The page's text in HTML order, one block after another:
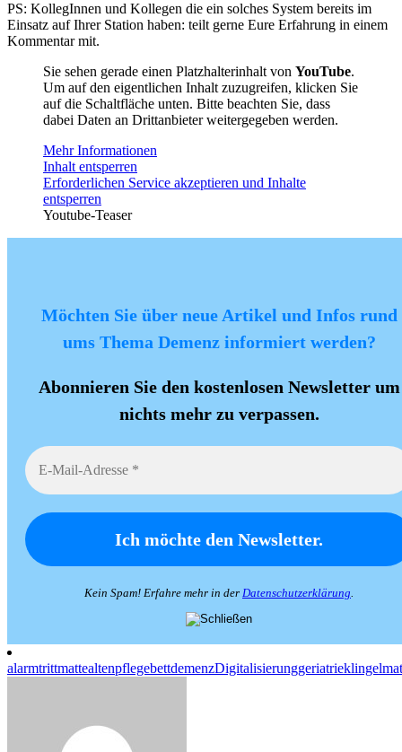
PS: KollegInnen und Kollegen die ein solches System bereits im
Einsatz auf Ihrer Station haben: teilt gerne Eure Erfahrung in einem
Kommentar mit.
Sie sehen gerade einen Platzhalterinhalt von YouTube.
Um auf den eigentlichen Inhalt zuzugreifen, klicken Sie
auf die Schaltfläche unten. Bitte beachten Sie, dass
dabei Daten an Drittanbieter weitergegeben werden.
Mehr Informationen
Inhalt entsperren
Erforderlichen Service akzeptieren und Inhalte
entsperren
Youtube-Teaser
Möchten Sie über neue Artikel und Infos rund
ums Thema Demenz informiert werden?
Abonnieren Sie den kostenlosen Newsletter um
nichts mehr zu verpassen.
Kein Spam! Erfahre mehr in der Datenschutzerklärung.
alarmtrittmattealtenpflegebettdemenzDigitalisierunggeriatrie